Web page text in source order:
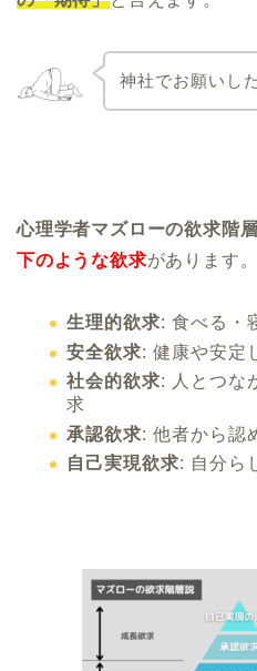
神社でお願いし
心理学者マズローの欲求階
下のような欲求があります。
生理的欲求: 食べる・
安全欲求: 健康や安定
社会的欲求: 人とつな
求
承認欲求: 他者から認
自己実現欲求: 自分ら